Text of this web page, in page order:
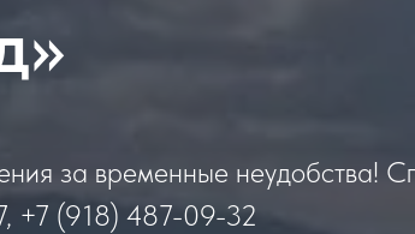
за временные неудобства!
+7 (918) 487-09-32